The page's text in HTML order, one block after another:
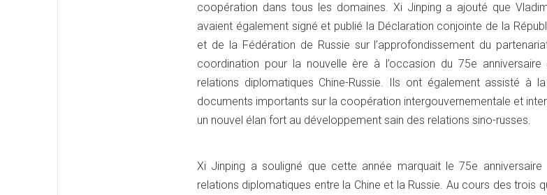
coopération dans tous les domaines. Xi Jinping a ajouté que
avaient également signé et publié la Déclaration conjointe de la
et de la Fédération de Russie sur l’approfondissement du
coordination pour la nouvelle ère à l’occasion du 75e anniversaire
relations diplomatiques Chine-Russie. Ils ont également assisté à
documents importants sur la coopération intergouvernementale et
un nouvel élan fort au développement sain des relations sino-russes.
Xi Jinping a souligné que cette année marquait le 75e anniversaire
relations diplomatiques entre la Chine et la Russie. Au cours des trois